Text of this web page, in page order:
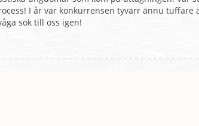
I år var konkurrensen tyvärr ännu tuffare
sök till oss igen!